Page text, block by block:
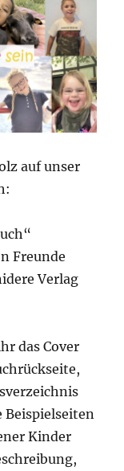
auf unser
Freunde
Verlag
das Cover
Beispielseiten
Kinder